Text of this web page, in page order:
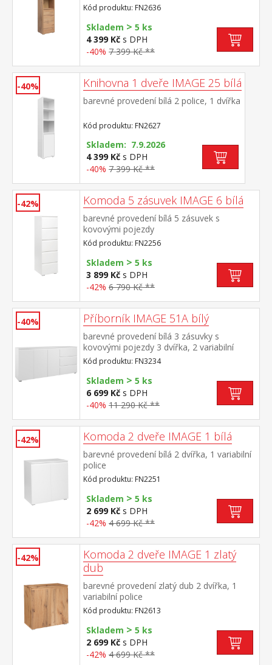
Kód produktu: FN2636
Skladem > 5 ks
4 399 Kč s DPH
-40% 7 399 Kč **
-40% Knihovna 1 dveře IMAGE 25 bílá
barevné provedení bílá 2 police, 1 dvířka
Kód produktu: FN2627
Skladem: 7.9.2026
4 399 Kč s DPH
-40% 7 399 Kč **
-42% Komoda 5 zásuvek IMAGE 6 bílá
barevné provedení bílá 5 zásuvek s
kovovými pojezdy
Kód produktu: FN2256
Skladem > 5 ks
3 899 Kč s DPH
-42% 6 790 Kč **
-40% Příborník IMAGE 51A bílý
barevné provedení bílá 3 zásuvky s
kovovými pojezdy 3 dvířka, 2 variabilní
police
Kód produktu: FN3234
Skladem > 5 ks
6 699 Kč s DPH
-40% 11 290 Kč **
-42% Komoda 2 dveře IMAGE 1 bílá
barevné provedení bílá 2 dvířka, 1 variabilní
police
Kód produktu: FN2251
Skladem > 5 ks
2 699 Kč s DPH
-42% 4 699 Kč **
-42%
Komoda 2 dveře IMAGE 1 zlatý
dub
barevné provedení zlatý dub 2 dvířka, 1
variabilní police
Kód produktu: FN2613
Skladem > 5 ks
2 699 Kč s DPH
-42% 4 699 Kč **